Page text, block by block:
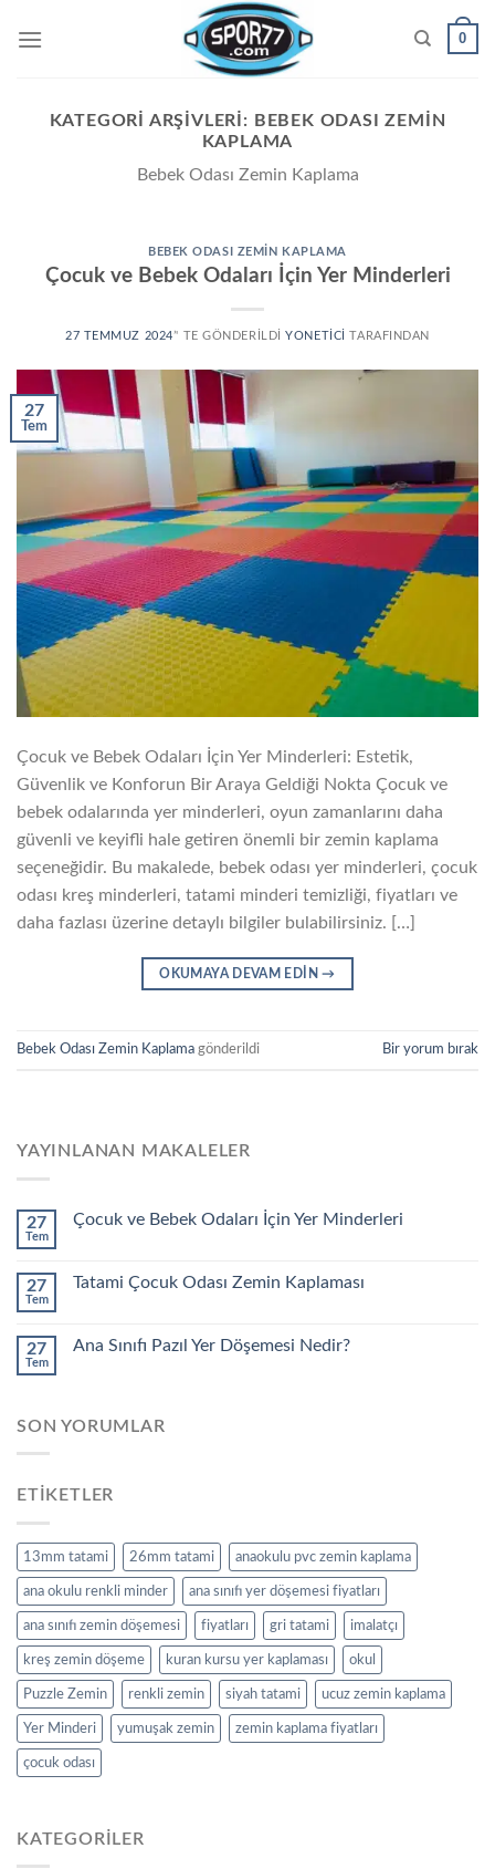
0
KATEGORI ARŞIVLERI:
BEBEK ODASI ZEMIN
KAPLAMA
Bebek Odası Zemin Kaplama
BEBEK ODASI ZEMIN KAPLAMA
Çocuk ve Bebek Odaları İçin Yer Minderleri
27 TEMMUZ 2024’' TE GÖNDERILDI YONETICI TARAFINDAN
27
Tem
Çocuk ve Bebek Odaları İçin Yer Minderleri: Estetik,
Güvenlik ve Konforun Bir Araya Geldiği Nokta Çocuk ve
bebek odalarında yer minderleri, oyun zamanlarını daha
güvenli ve keyifli hale getiren önemli bir zemin kaplama
seçeneğidir. Bu makalede, bebek odası yer minderleri, çocuk
odası kreş minderleri, tatami minderi temizliği, fiyatları ve
daha fazlası üzerine detaylı bilgiler bulabilirsiniz. […]
OKUMAYA DEVAM EDIN→
Bebek Odası Zemin Kaplama gönderildi Bir yorum bırak
YAYINLANAN MAKALELER
27
Tem
Çocuk ve Bebek Odaları İçin Yer Minderleri
27
Tem
Tatami Çocuk Odası Zemin Kaplaması
27
Tem
Ana Sınıfı Pazıl Yer Döşemesi Nedir?
SON YORUMLAR
ETIKETLER
13mm tatami 26mm tatami anaokulu pvc zemin kaplama
ana okulu renkli minder ana sınıfı yer döşemesi fiyatları
ana sınıfı zemin döşemesi fiyatları gri tatami imalatçı
kreş zemin döşeme kuran kursu yer kaplaması okul
Puzzle Zemin renkli zemin siyah tatami ucuz zemin kaplama
Yer Minderi yumuşak zemin zemin kaplama fiyatları
çocuk odası
KATEGORILER